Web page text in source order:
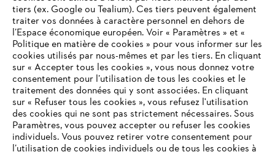
Contact
Politique de protection des données
Mentions légales Utilisation des cookies
VOTRE NAVIGATEUR INTERNET
N'EST PLUS PRIS EN CHARGE
Vous utilisez un navigateur Internet que nous ne prenons plus
tiers (ex. Google ou Tealium). Ces tiers peuvent également
traiter vos données à caractère personnel en dehors de
l’Espace économique européen. Voir « Paramètres » et «
Politique en matière de cookies » pour vous informer sur les
cookies utilisés par nous-mêmes et par les tiers. En cliquant
sur « Accepter tous les cookies », vous nous donnez votre
consentement pour l’utilisation de tous les cookies et le
traitement des données qui y sont associées. En cliquant
sur « Refuser tous les cookies », vous refusez l'utilisation
des cookies qui ne sont pas strictement nécessaires. Sous
Paramètres, vous pouvez accepter ou refuser les cookies
individuels. Vous pouvez retirer votre consentement pour
l’utilisation de cookies individuels ou de tous les cookies à